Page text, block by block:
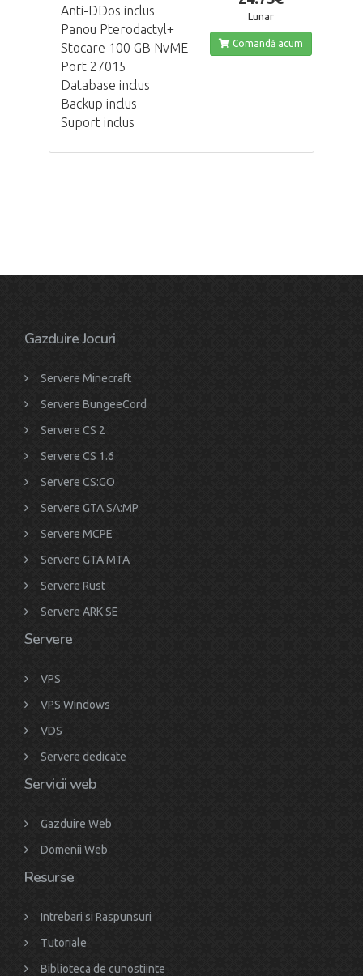
Anti-DDos inclus
Panou Pterodactyl+
Stocare 100 GB NvME
Port 27015
Database inclus
Backup inclus
Suport inclus
Lunar
Comandă acum
Gazduire Jocuri
Servere Minecraft
Servere BungeeCord
Servere CS 2
Servere CS 1.6
Servere CS:GO
Servere GTA SA:MP
Servere MCPE
Servere GTA MTA
Servere Rust
Servere ARK SE
Servere
VPS
VPS Windows
VDS
Servere dedicate
Servicii web
Gazduire Web
Domenii Web
Resurse
Intrebari si Raspunsuri
Tutoriale
Biblioteca de cunostiinte